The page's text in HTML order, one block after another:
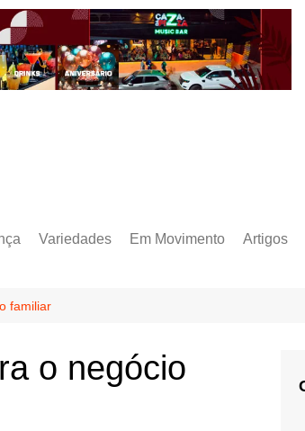
Variedades Em Movimento Artigos
familiar
o negócio